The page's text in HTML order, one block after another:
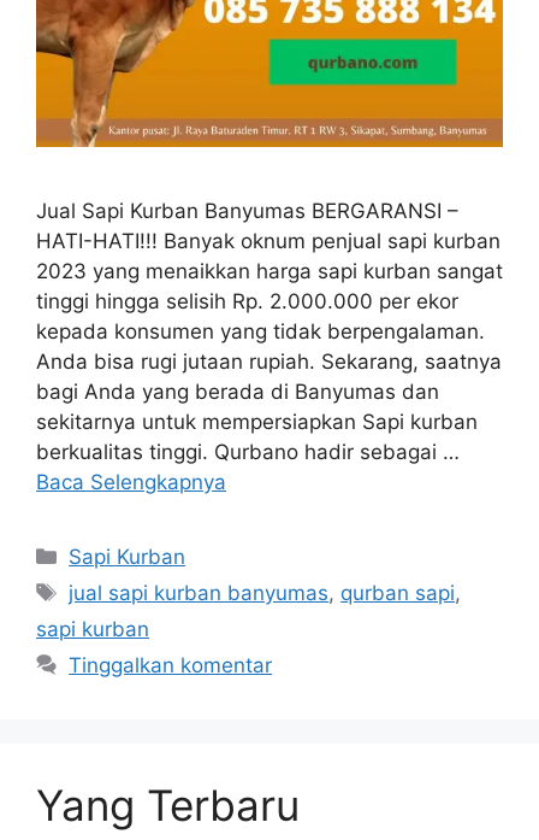
Jual Sapi Kurban Banyumas BERGARANSI –
HATI-HATI!!! Banyak oknum penjual sapi kurban
2023 yang menaikkan harga sapi kurban sangat
tinggi hingga selisih Rp. 2.000.000 per ekor
kepada konsumen yang tidak berpengalaman.
Anda bisa rugi jutaan rupiah. Sekarang, saatnya
bagi Anda yang berada di Banyumas dan
sekitarnya untuk mempersiapkan Sapi kurban
berkualitas tinggi. Qurbano hadir sebagai …
Baca Selengkapnya
Sapi Kurban
jual sapi kurban banyumas, qurban sapi,
sapi kurban
Tinggalkan komentar
Yang Terbaru